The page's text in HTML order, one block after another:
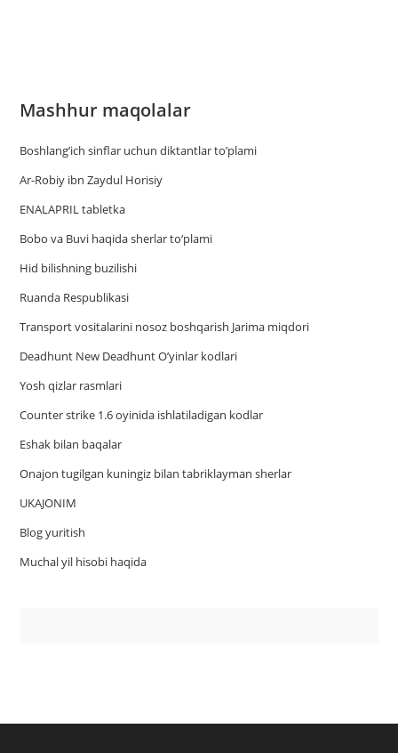
Mashhur maqolalar
Boshlang’ich sinflar uchun diktantlar to’plami
Ar-Robiy ibn Zaydul Horisiy
ENALAPRIL tabletka
Bobo va Buvi haqida sherlar to‘plami
Hid bilishning buzilishi
Ruanda Respublikasi
Trаnsport vositаlаrini nosoz boshqаrish Jаrimа miqdori
Deadhunt New Deadhunt O’yinlar kodlari
Yosh qizlar rasmlari
Counter strike 1.6 oyinida ishlatiladigan kodlar
Eshak bilan baqalar
Onajon tugilgan kuningiz bilan tabriklayman sherlar
UKAJONIM
Blog yuritish
Muchal yil hisobi haqida